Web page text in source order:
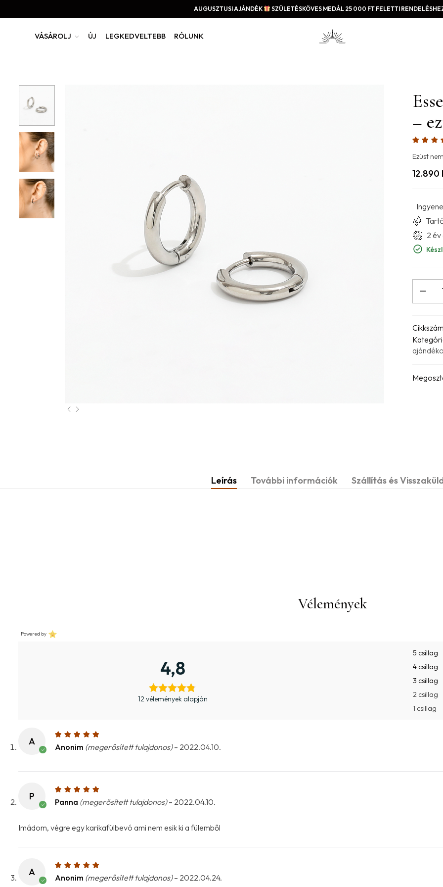
AUGUSZTUSI AJÁNDÉK SZÜLETÉSKÖVES MEDÁL 25 000 FT FELETTI
VÁSÁROLJ ÚJ LEGKEDVELTEBB RÓLUNK
–
Ezüst
12.890
2
Leírás További információk Szállítás és
Vélemények
Powered by
4,8
12 vélemények alapján
5 csillag
4 csillag
3 csillag
2 csillag
1 csillag
A
Anonim (megerősített tulajdonos) – 2022.04.10.
P
Panna (megerősített tulajdonos) – 2022.04.10.
Imádom, végre egy karikafülbevó ami nem esik ki a fülemből
A
Anonim (megerősített tulajdonos) – 2022.04.24.